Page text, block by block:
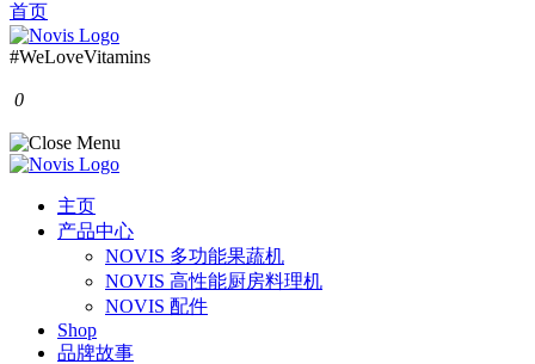
首页
#WeLoveVitamins
0
主页
产品中心
NOVIS 多功能果蔬机
NOVIS 高性能厨房料理机
NOVIS 配件
Shop
品牌故事